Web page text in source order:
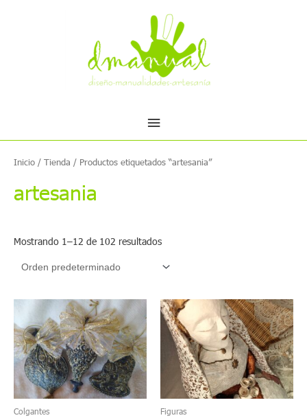
Menú
principal
Inicio / Tienda / Productos etiquetados “artesania”
artesania
Mostrando 1–12 de 102 resultados
Colgantes Figuras